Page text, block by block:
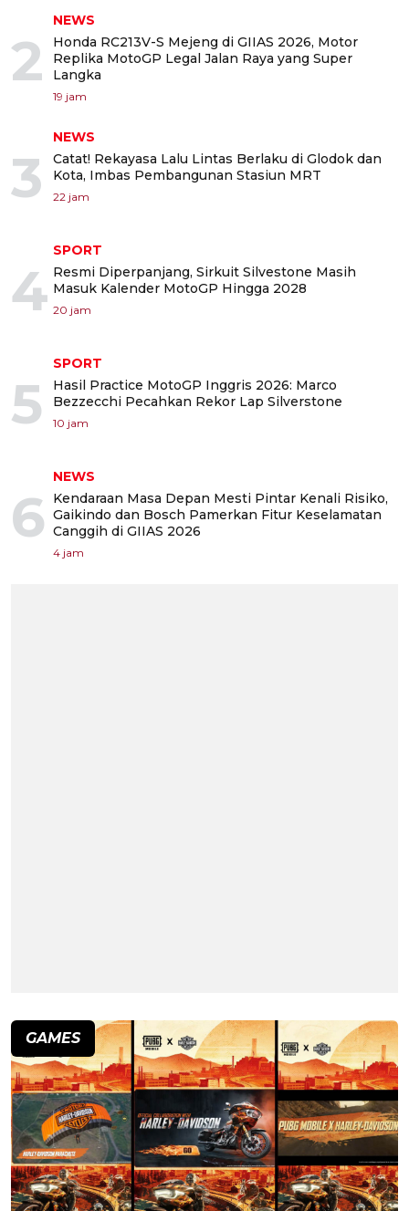
2
NEWS
Honda RC213V-S Mejeng di GIIAS 2026, Motor
Replika MotoGP Legal Jalan Raya yang Super
Langka
19 jam
3
NEWS
Catat! Rekayasa Lalu Lintas Berlaku di Glodok dan
Kota, Imbas Pembangunan Stasiun MRT
22 jam
4
SPORT
Resmi Diperpanjang, Sirkuit Silvestone Masih
Masuk Kalender MotoGP Hingga 2028
20 jam
5
SPORT
Hasil Practice MotoGP Inggris 2026: Marco
Bezzecchi Pecahkan Rekor Lap Silverstone
10 jam
6
NEWS
Kendaraan Masa Depan Mesti Pintar Kenali Risiko,
Gaikindo dan Bosch Pamerkan Fitur Keselamatan
Canggih di GIIAS 2026
4 jam
GAMES